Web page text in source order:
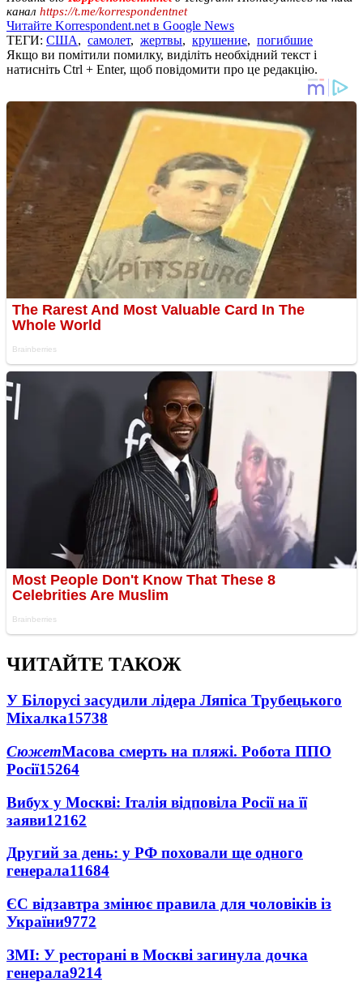
канал https://t.me/korrespondentnet
Читайте Korrespondent.net в Google News
ТЕГИ: США, самолет, жертвы, крушение, погибшие
Якщо ви помітили помилку, виділіть необхідний текст і
натисніть Ctrl + Enter, щоб повідомити про це редакцію.
ЧИТАЙТЕ ТАКОЖ
У Білорусі засудили лідера Ляпіса Трубецького
Міхалка15738
СюжетМасова смерть на пляжі. Робота ППО
Росії15264
Вибух у Москві: Італія відповіла Росії на її
заяви12162
Другий за день: у РФ поховали ще одного
генерала11684
ЄС відзавтра змінює правила для чоловіків із
України9772
ЗМІ: У ресторані в Москві загинула дочка
генерала9214